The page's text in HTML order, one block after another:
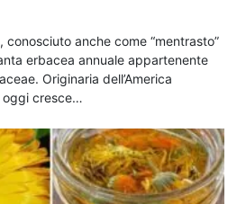
conosciuto anche come “mentrasto”
erbacea annuale appartenente
Originaria dell’America
oggi cresce…